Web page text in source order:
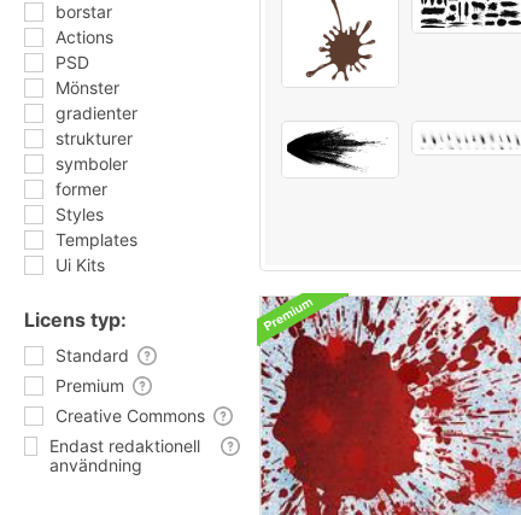
borstar
Actions
PSD
Mönster
gradienter
strukturer
symboler
former
Styles
Templates
Ui Kits
Licens typ:
Standard
Premium
Creative Commons
Endast redaktionell
användning